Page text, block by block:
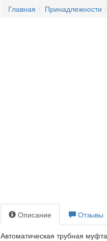
Главная Принадлежности
Описание Отзывы
Автоматическая трубная